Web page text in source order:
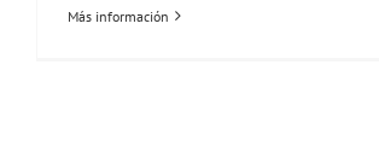
Más información